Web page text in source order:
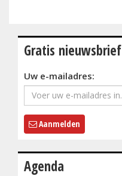
Gratis nieuwsbrief
Uw e-mailadres:
Aanmelden
Agenda